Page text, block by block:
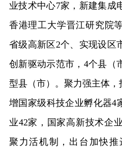
业技术中心7家，新建集成
香港理工大学晋江研究院
省级高新区2个、实现设区
创新驱动示范市，4个县（
型县（市）。聚力强主体，
增国家级科技企业孵化器4
业42家，国家高新技术企
聚力活机制，出台加快